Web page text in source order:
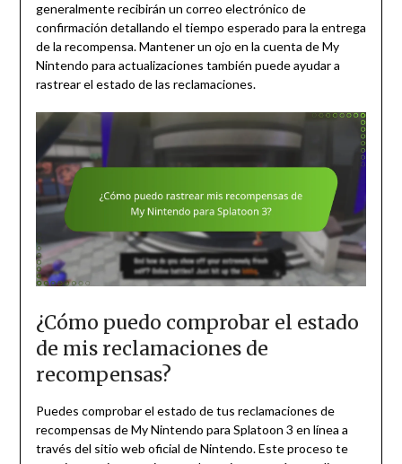
generalmente recibirán un correo electrónico de
confirmación detallando el tiempo esperado para la entrega
de la recompensa. Mantener un ojo en la cuenta de My
Nintendo para actualizaciones también puede ayudar a
rastrear el estado de las reclamaciones.
¿Cómo puedo comprobar el estado
de mis reclamaciones de
recompensas?
Puedes comprobar el estado de tus reclamaciones de
recompensas de My Nintendo para Splatoon 3 en línea a
través del sitio web oficial de Nintendo. Este proceso te